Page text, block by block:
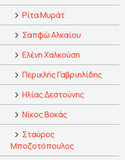
Ρίτα Μυράτ
Σαπφώ Αλκαίου
Ελένη Χαλκούση
Περικλής Γαβριηλίδης
Ηλίας Δεστούνης
Νίκος Βοκάς
Σταύρος
Μποζοτόπουλος